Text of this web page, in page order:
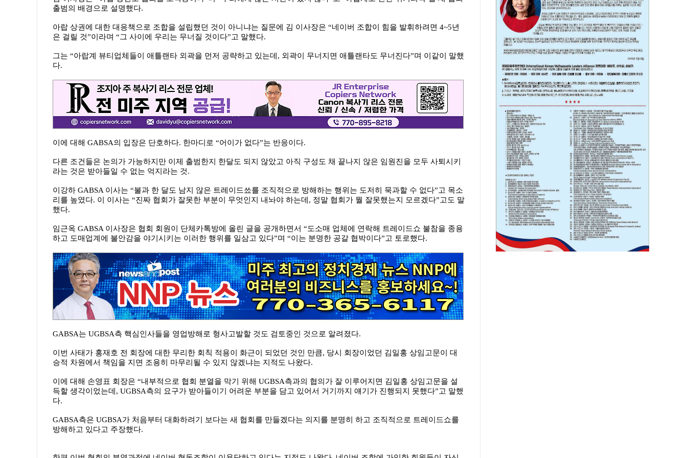
출범의 배경으로 설명했다.
아랍 상권에 대한 대응책으로 조합을 설립했던 것이 아니냐는 질문에 김 이사장은 “네이버 조합이 힘을 발휘하려면 4~5년
은 걸릴 것”이라며 “그 사이에 우리는 무너질 것이다”고 말했다.
그는 “아랍계 뷰티업체들이 애틀랜타 외곽을 먼저 공략하고 있는데, 외곽이 무너지면 애틀랜타도 무너진다”며 이같이 말했
다.
이에 대해 GABSA의 입장은 단호하다. 한마디로 “어이가 없다”는 반응이다.
다른 조건들은 논의가 가능하지만 이제 출범한지 한달도 되지 않았고 아직 구성도 채 끝나지 않은 임원진을 모두 사퇴시키
라는 것은 받아들일 수 없는 억지라는 것.
이강하 GABSA 이사는 “불과 한 달도 남지 않은 트레이드쑈를 조직적으로 방해하는 행위는 도저히 묵과할 수 없다”고 목소
리를 높였다. 이 이사는 “진짜 협회가 잘못한 부분이 무엇인지 내놔야 하는데, 정말 협회가 뭘 잘못했는지 모르겠다”고도 말
했다.
임근옥 GABSA 이사장은 협회 회원이 단체카톡방에 올린 글을 공개하면서 “도소매 업체에 연락해 트레이드쇼 불참을 종용
하고 도매업계에 불안감을 야기시키는 이러한 행위를 일삼고 있다”며 “이는 분명한 공갈 협박이다”고 토로했다.
GABSA는 UGBSA측 핵심인사들을 영업방해로 형사고발할 것도 검토중인 것으로 알려졌다.
이번 사태가 홍재호 전 회장에 대한 무리한 회칙 적용이 화근이 되었던 것인 만큼, 당시 회장이었던 김일홍 상임고문이 대
승적 차원에서 책임을 지면 조용히 마무리될 수 있지 않겠냐는 지적도 나왔다.
이에 대해 손영표 회장은 “내부적으로 협회 분열을 막기 위해 UGBSA측과의 협의가 잘 이루어지면 김일홍 상임고문을 설
득할 생각이었는데, UGBSA측의 요구가 받아들이기 어려운 부분을 담고 있어서 거기까지 얘기가 진행되지 못했다”고 말했
다.
GABSA측은 UGBSA가 처음부터 대화하려기 보다는 새 협회를 만들겠다는 의지를 분명히 하고 조직적으로 트레이드쇼를
방해하고 있다고 주장했다.